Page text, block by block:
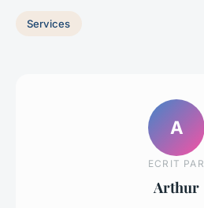
Services
A
ECRIT PAR
Arthur